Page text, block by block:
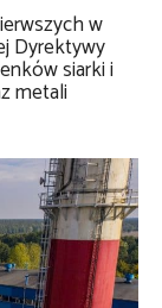
w
Dyrektywy
siarki i
metali